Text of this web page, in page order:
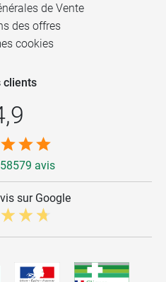
de Vente
des offres
cookies
clients
avis
sur Google